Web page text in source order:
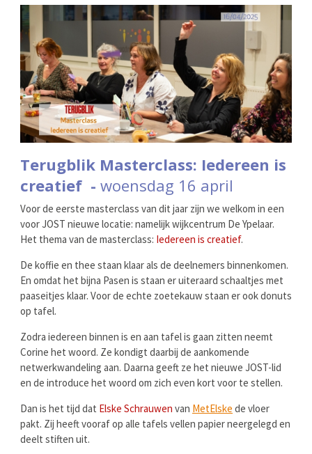
Terugblik Masterclass: Iedereen is
creatief - woensdag 16 april
Voor de eerste masterclass van dit jaar zijn we welkom in een
voor JOST nieuwe locatie: namelijk wijkcentrum De Ypelaar.
Het thema van de masterclass: Iedereen is creatief.
De koffie en thee staan klaar als de deelnemers binnenkomen.
En omdat het bijna Pasen is staan er uiteraard schaaltjes met
paaseitjes klaar. Voor de echte zoetekauw staan er ook donuts
op tafel.
Zodra iedereen binnen is en aan tafel is gaan zitten neemt
Corine het woord. Ze kondigt daarbij de aankomende
netwerkwandeling aan. Daarna geeft ze het nieuwe JOST-lid
en de introduce het woord om zich even kort voor te stellen.
Dan is het tijd dat Elske Schrauwen van MetElske de vloer
pakt. Zij heeft vooraf op alle tafels vellen papier neergelegd en
deelt stiften uit.